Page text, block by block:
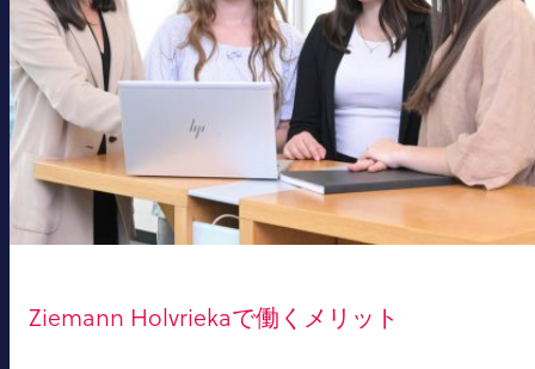
Ziemann Holvriekaで働くメリット